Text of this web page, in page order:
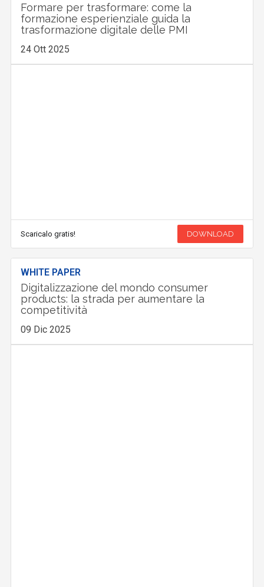
Formare per trasformare: come la
formazione esperienziale guida la
trasformazione digitale delle PMI
24 Ott 2025
Scaricalo gratis! DOWNLOAD
WHITE PAPER
Digitalizzazione del mondo consumer
products: la strada per aumentare la
competitività
09 Dic 2025